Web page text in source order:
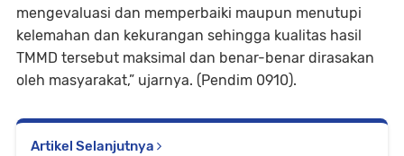
mengevaluasi dan memperbaiki maupun menutupi
kelemahan dan kekurangan sehingga kualitas hasil
TMMD tersebut maksimal dan benar-benar dirasakan
oleh masyarakat,” ujarnya. (Pendim 0910).
Artikel Selanjutnya